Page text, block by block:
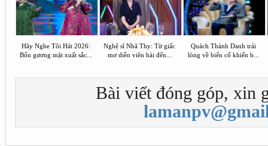
Hãy Nghe Tôi Hát 2026:
Bốn gương mặt xuất sắc...
Nghệ sĩ Nhã Thy: Từ giấc
mơ diễn viên hài đến...
Quách Thành Danh trải
lòng về biến cố khiến b...
Bài viết đóng góp, xin